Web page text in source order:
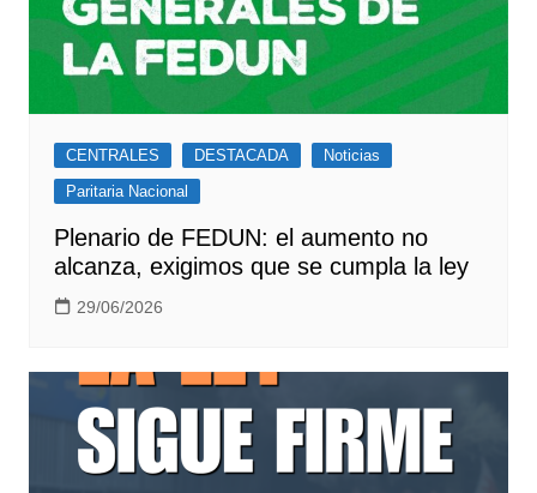
CENTRALES DESTACADA
Noticias
Paritaria Nacional
Plenario de FEDUN: el aumento no
alcanza, exigimos que se cumpla la ley
29/06/2026